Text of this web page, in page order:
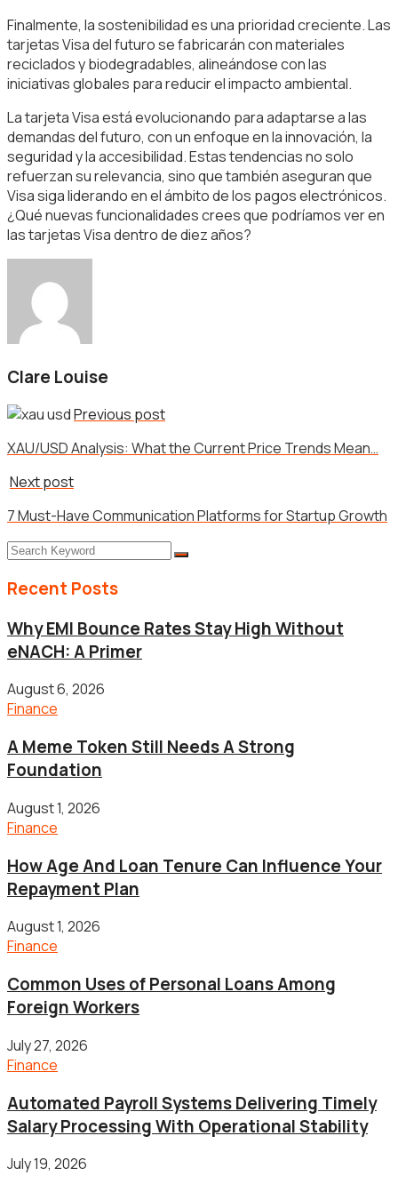
Finalmente, la sostenibilidad es una prioridad creciente. Las
tarjetas Visa del futuro se fabricarán con materiales
reciclados y biodegradables, alineándose con las
iniciativas globales para reducir el impacto ambiental.
La tarjeta Visa está evolucionando para adaptarse a las
demandas del futuro, con un enfoque en la innovación, la
seguridad y la accesibilidad. Estas tendencias no solo
refuerzan su relevancia, sino que también aseguran que
Visa siga liderando en el ámbito de los pagos electrónicos.
¿Qué nuevas funcionalidades crees que podríamos ver en
las tarjetas Visa dentro de diez años?
Clare Louise
Previous post
XAU/USD Analysis: What the Current Price Trends Mean…
Next post
7 Must-Have Communication Platforms for Startup Growth
Recent Posts
Why EMI Bounce Rates Stay High Without
eNACH: A Primer
August 6, 2026
Finance
A Meme Token Still Needs A Strong
Foundation
August 1, 2026
Finance
How Age And Loan Tenure Can Influence Your
Repayment Plan
August 1, 2026
Finance
Common Uses of Personal Loans Among
Foreign Workers
July 27, 2026
Finance
Automated Payroll Systems Delivering Timely
Salary Processing With Operational Stability
July 19, 2026